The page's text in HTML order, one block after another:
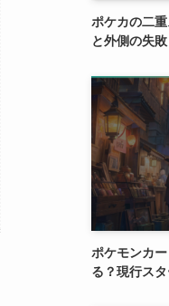
ポケカの二
と外側の失
ポケモンカ
る？現行ス